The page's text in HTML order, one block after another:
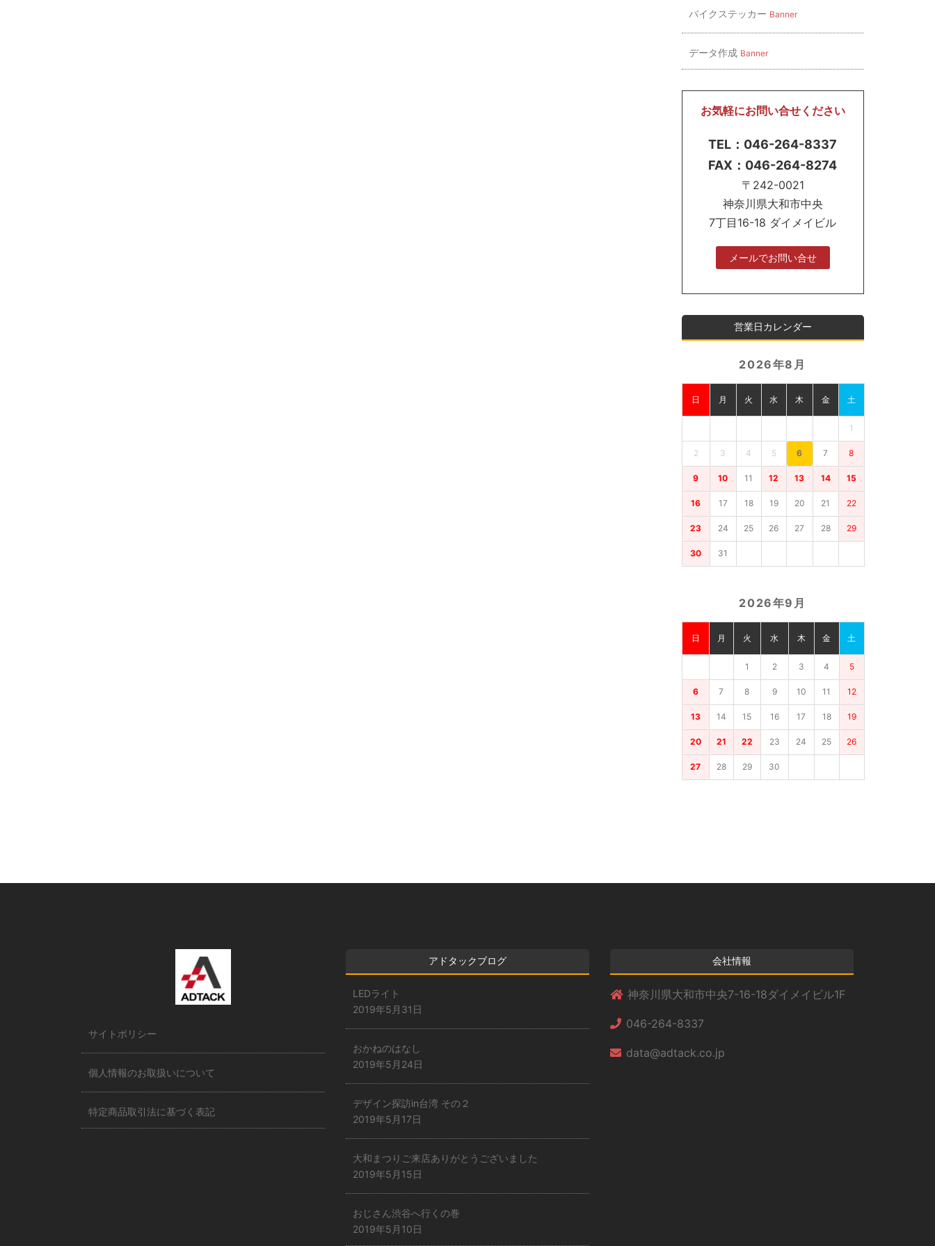
バイクステッカー Banner
データ作成 Banner
お気軽にお問い合せください
TEL：046-264-8337
FAX：046-264-8274
〒242-0021
神奈川県大和市中央
7丁目16-18 ダイメイビル
メールでお問い合せ
営業日カレンダー
2026年8月
日 月 火 水 木 金 土
1
2 3 4 5 6 7 8
9 10 11 12 13 14 15
16 17 18 19 20 21 22
23 24 25 26 27 28 29
30 31
2026年9月
日 月 火 水 木 金 土
1 2 3 4 5
6 7 8 9 10 11 12
13 14 15 16 17 18 19
20 21 22 23 24 25 26
27 28 29 30
サイトポリシー
個人情報のお取扱いについて
特定商品取引法に基づく表記
アドタックブログ
LEDライト
2019年5月31日
おかねのはなし
2019年5月24日
デザイン探訪in台湾 その２
2019年5月17日
大和まつりご来店ありがとうございました
2019年5月15日
おじさん渋谷へ行くの巻
2019年5月10日
会社情報
神奈川県大和市中央7-16-18ダイメイビル1F
046-264-8337
data@adtack.co.jp